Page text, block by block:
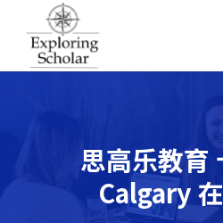
思高乐教育
Calgary